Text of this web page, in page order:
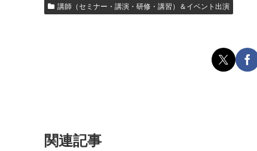
講師（セミナー・講演・研修・講習）＆イベント出演
関連記事